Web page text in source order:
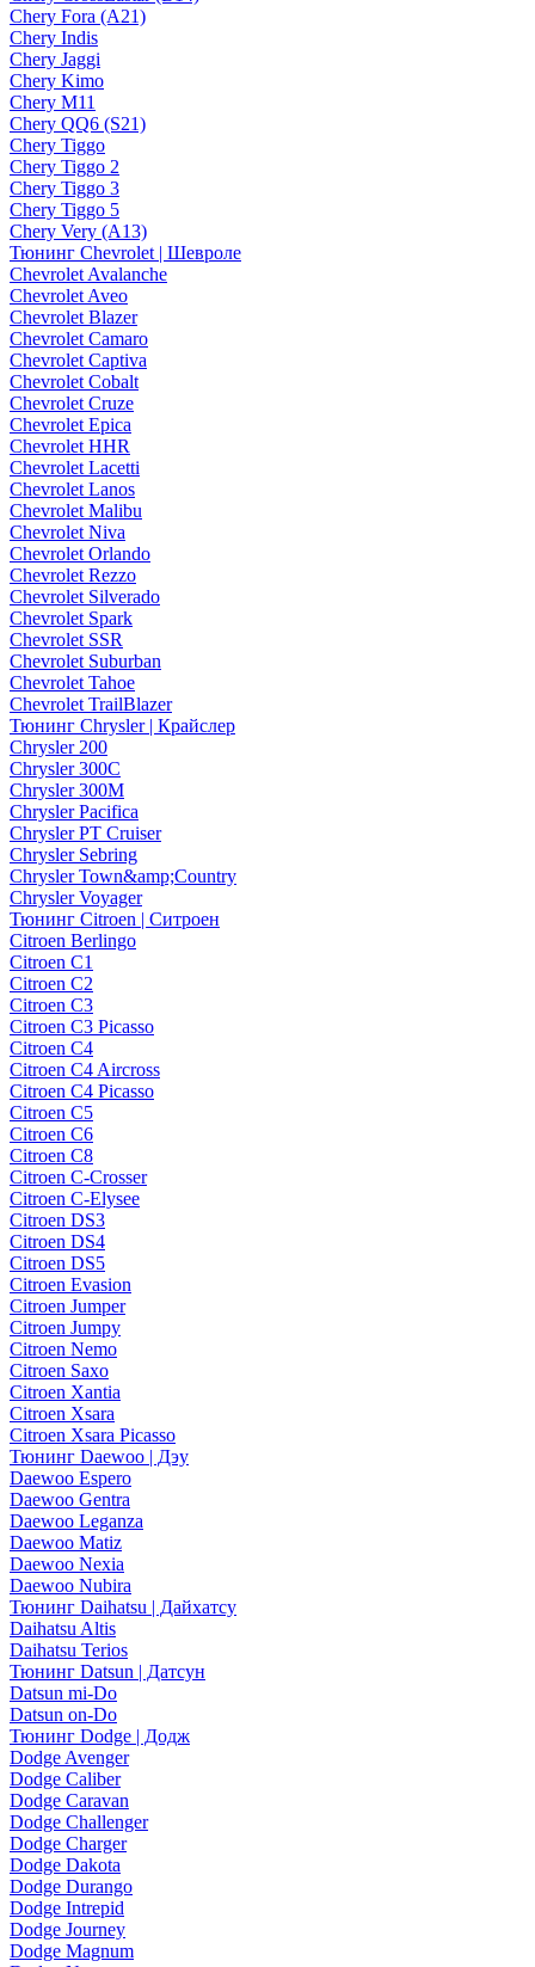
Chery Fora (A21)
Chery Indis
Chery Jaggi
Chery Kimo
Chery M11
Chery QQ6 (S21)
Chery Tiggo
Chery Tiggo 2
Chery Tiggo 3
Chery Tiggo 5
Chery Very (A13)
Тюнинг Chevrolet | Шевроле
Chevrolet Avalanche
Chevrolet Aveo
Chevrolet Blazer
Chevrolet Camaro
Chevrolet Captiva
Chevrolet Cobalt
Chevrolet Cruze
Chevrolet Epica
Chevrolet HHR
Chevrolet Lacetti
Chevrolet Lanos
Chevrolet Malibu
Chevrolet Niva
Chevrolet Orlando
Chevrolet Rezzo
Chevrolet Silverado
Chevrolet Spark
Chevrolet SSR
Chevrolet Suburban
Chevrolet Tahoe
Chevrolet TrailBlazer
Тюнинг Chrysler | Крайслер
Chrysler 200
Chrysler 300C
Chrysler 300M
Chrysler Pacifica
Chrysler PT Cruiser
Chrysler Sebring
Chrysler Town&amp;Country
Chrysler Voyager
Тюнинг Citroen | Ситроен
Citroen Berlingo
Citroen C1
Citroen C2
Citroen C3
Citroen C3 Picasso
Citroen C4
Citroen C4 Aircross
Citroen C4 Picasso
Citroen C5
Citroen C6
Citroen C8
Citroen C-Crosser
Citroen C-Elysee
Citroen DS3
Citroen DS4
Citroen DS5
Citroen Evasion
Citroen Jumper
Citroen Jumpy
Citroen Nemo
Citroen Saxo
Citroen Xantia
Citroen Xsara
Citroen Xsara Picasso
Тюнинг Daewoo | Дэу
Daewoo Espero
Daewoo Gentra
Daewoo Leganza
Daewoo Matiz
Daewoo Nexia
Daewoo Nubira
Тюнинг Daihatsu | Дайхатсу
Daihatsu Altis
Daihatsu Terios
Тюнинг Datsun | Датсун
Datsun mi-Do
Datsun on-Do
Тюнинг Dodge | Додж
Dodge Avenger
Dodge Caliber
Dodge Caravan
Dodge Challenger
Dodge Charger
Dodge Dakota
Dodge Durango
Dodge Intrepid
Dodge Journey
Dodge Magnum